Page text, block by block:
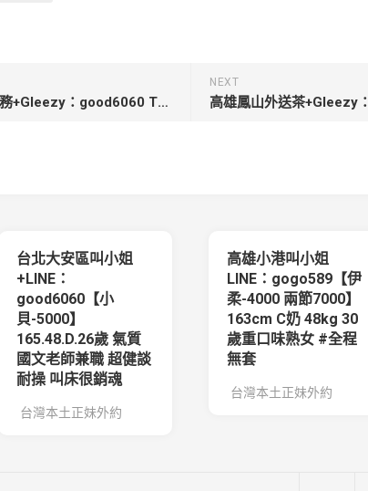
NEXT
台中大里叫小姐服務+Gleezy：good6060 TG：good6060【梓琳】157 48kg B 21歲
台北大安區叫小姐
+LINE：
good6060【小
貝-5000】
165.48.D.26歲 氣質
國文老師兼職 超健談
耐操 叫床很銷魂
台灣本土正妹外約
高雄小港叫小姐
LINE：gogo589【伊
柔-4000 兩節7000】
163cm C奶 48kg 30
歲重口味熟女 #全程
無套
台灣本土正妹外約